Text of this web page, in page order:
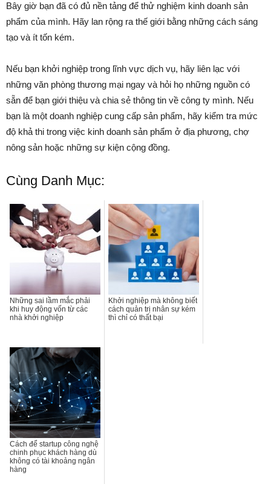
Bây giờ bạn đã có đủ nền tảng để thử nghiệm kinh doanh sản
phẩm của mình. Hãy lan rộng ra thế giới bằng những cách sáng
tạo và ít tốn kém.
Nếu bạn khởi nghiệp trong lĩnh vực dịch vụ, hãy liên lạc với
những văn phòng thương mại ngay và hỏi họ những nguồn có
sẵn để bạn giới thiệu và chia sẻ thông tin về công ty mình. Nếu
bạn là một doanh nghiệp cung cấp sản phẩm, hãy kiểm tra mức
độ khả thi trong việc kinh doanh sản phẩm ở địa phương, chợ
nông sản hoặc những sự kiện cộng đồng.
Cùng Danh Mục:
Những sai lầm mắc phải
khi huy động vốn từ các
nhà khởi nghiệp
Khởi nghiệp mà không biết
cách quản trị nhân sự kém
thì chỉ có thất bại
Cách để startup công nghệ
chinh phục khách hàng dù
không có tài khoảng ngân
hàng